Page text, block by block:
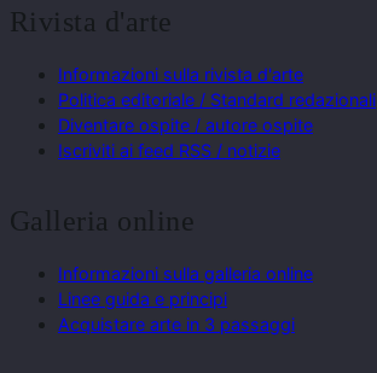
Rivista d'arte
Informazioni sulla rivista d'arte
Politica editoriale / Standard redazionali
Diventare ospite / autore ospite
Iscriviti ai feed RSS / notizie
Galleria online
Informazioni sulla galleria online
Linee guida e principi
Acquistare arte in 3 passaggi